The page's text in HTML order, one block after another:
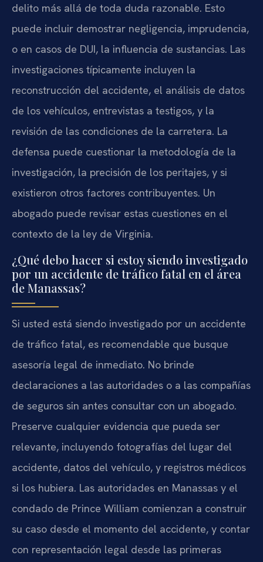
delito más allá de toda duda razonable. Esto
puede incluir demostrar negligencia, imprudencia,
o en casos de DUI, la influencia de sustancias. Las
investigaciones típicamente incluyen la
reconstrucción del accidente, el análisis de datos
de los vehículos, entrevistas a testigos, y la
revisión de las condiciones de la carretera. La
defensa puede cuestionar la metodología de la
investigación, la precisión de los peritajes, y si
existieron otros factores contribuyentes. Un
abogado puede revisar estas cuestiones en el
contexto de la ley de Virginia.
¿Qué debo hacer si estoy siendo investigado
por un accidente de tráfico fatal en el área
de Manassas?
Si usted está siendo investigado por un accidente
de tráfico fatal, es recomendable que busque
asesoría legal de inmediato. No brinde
declaraciones a las autoridades o a las compañías
de seguros sin antes consultar con un abogado.
Preserve cualquier evidencia que pueda ser
relevante, incluyendo fotografías del lugar del
accidente, datos del vehículo, y registros médicos
si los hubiera. Las autoridades en Manassas y el
condado de Prince William comienzan a construir
su caso desde el momento del accidente, y contar
con representación legal desde las primeras